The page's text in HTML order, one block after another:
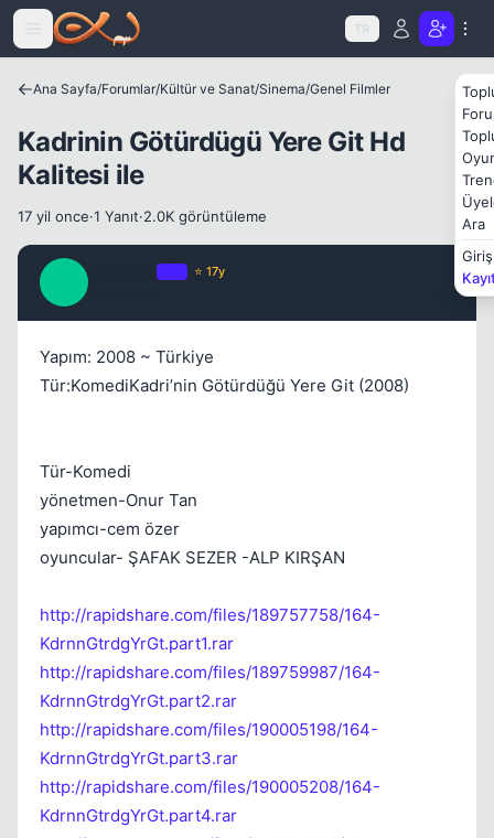
Icerige atla
TR
Ara
Giriş
Ana Sayfa/Forumlar/Kültür ve Sanat/Sinema/Genel Filmler
Kadrinin Götürdügü Yere Git Hd
Kalitesi ile
17 yil once·1 Yanıt·2.0K görüntüleme
⭐ 17y
Yapım: 2008 ~ Türkiye
Tür:KomediKadri’nin Götürdüğü Yere Git (2008)
Tür-Komedi
yönetmen-Onur Tan
yapımcı-cem özer
oyuncular- ŞAFAK SEZER -ALP KIRŞAN
http://rapidshare.com/files/189757758/164-
KdrnnGtrdgYrGt.part1.rar
http://rapidshare.com/files/189759987/164-
KdrnnGtrdgYrGt.part2.rar
http://rapidshare.com/files/190005198/164-
KdrnnGtrdgYrGt.part3.rar
http://rapidshare.com/files/190005208/164-
KdrnnGtrdgYrGt.part4.rar
Kapat